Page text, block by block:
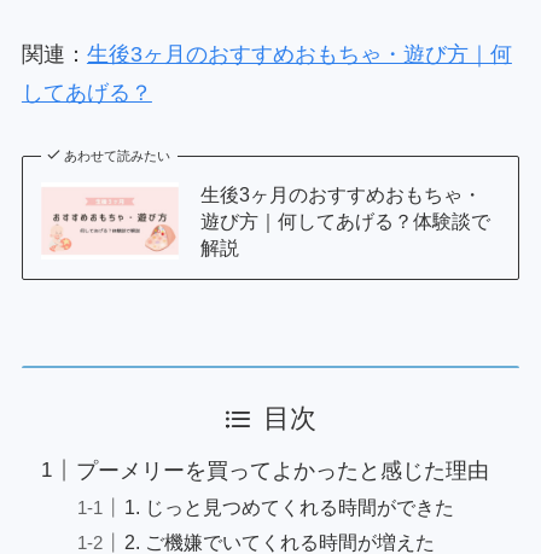
関連： 生後3ヶ月のおすすめおもちゃ・遊び方｜何
してあげる？
あわせて読みたい
生後3ヶ月のおすすめおもちゃ・
遊び方｜何してあげる？体験談で
解説
目次
プーメリーを買ってよかったと感じた理由
1. じっと見つめてくれる時間ができた
2. ご機嫌でいてくれる時間が増えた